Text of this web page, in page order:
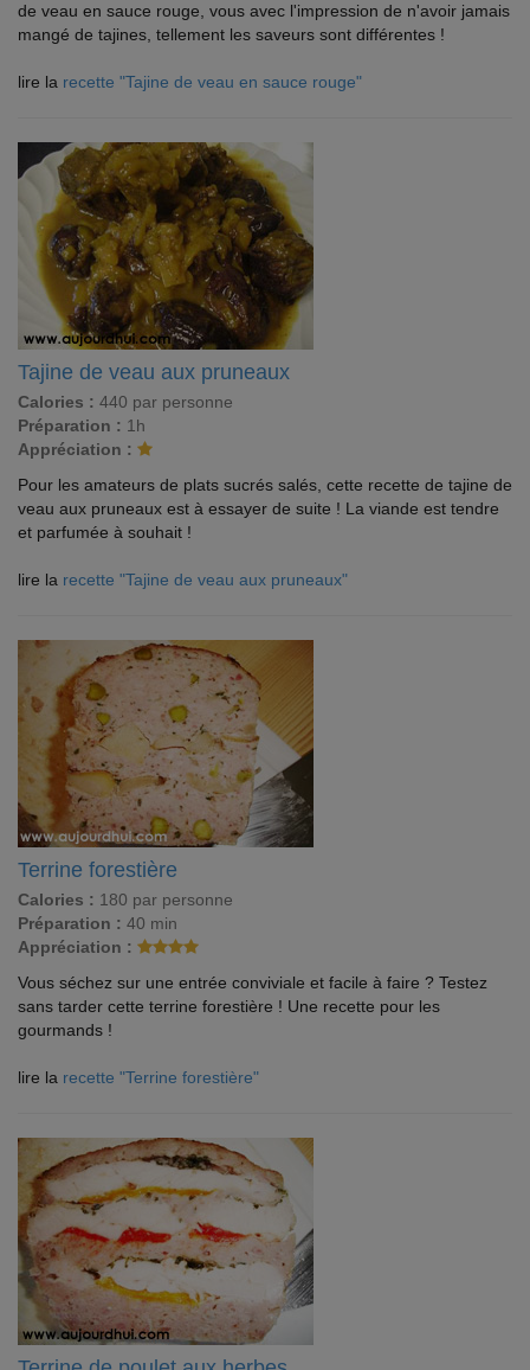
de veau en sauce rouge, vous avec l'impression de n'avoir jamais
mangé de tajines, tellement les saveurs sont différentes !
lire la recette "Tajine de veau en sauce rouge"
Tajine de veau aux pruneaux
Calories : 440 par personne
Préparation : 1h
Appréciation :
Pour les amateurs de plats sucrés salés, cette recette de tajine de
veau aux pruneaux est à essayer de suite ! La viande est tendre
et parfumée à souhait !
lire la recette "Tajine de veau aux pruneaux"
Terrine forestière
Calories : 180 par personne
Préparation : 40 min
Appréciation :
Vous séchez sur une entrée conviviale et facile à faire ? Testez
sans tarder cette terrine forestière ! Une recette pour les
gourmands !
lire la recette "Terrine forestière"